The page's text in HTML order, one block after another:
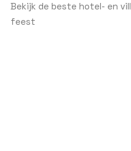
Bekijk de beste hotel- en
feest